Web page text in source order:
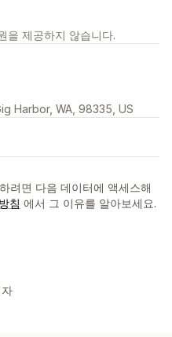
을 제공하지 않습니다.
Harbor, WA, 98335, US
려면 다음 데이터에 액세스해
침 에서 그 이유를 알아보세요.